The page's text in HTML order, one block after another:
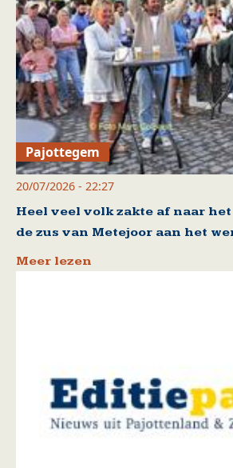
Pajottegem
20/07/2026 - 22:27
Heel veel volk zakte af naar
de zus van Metejoor aan het
Meer lezen